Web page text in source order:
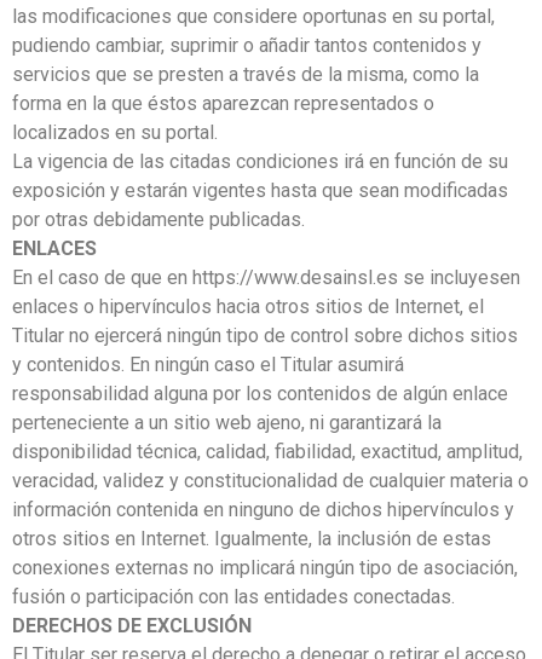
las modificaciones que considere oportunas en su portal,
pudiendo cambiar, suprimir o añadir tantos contenidos y
servicios que se presten a través de la misma, como la
forma en la que éstos aparezcan representados o
localizados en su portal.
La vigencia de las citadas condiciones irá en función de su
exposición y estarán vigentes hasta que sean modificadas
por otras debidamente publicadas.
ENLACES
En el caso de que en https://www.desainsl.es se incluyesen
enlaces o hipervínculos hacia otros sitios de Internet, el
Titular no ejercerá ningún tipo de control sobre dichos sitios
y contenidos. En ningún caso el Titular asumirá
responsabilidad alguna por los contenidos de algún enlace
perteneciente a un sitio web ajeno, ni garantizará la
disponibilidad técnica, calidad, fiabilidad, exactitud, amplitud,
veracidad, validez y constitucionalidad de cualquier materia o
información contenida en ninguno de dichos hipervínculos y
otros sitios en Internet. Igualmente, la inclusión de estas
conexiones externas no implicará ningún tipo de asociación,
fusión o participación con las entidades conectadas.
DERECHOS DE EXCLUSIÓN